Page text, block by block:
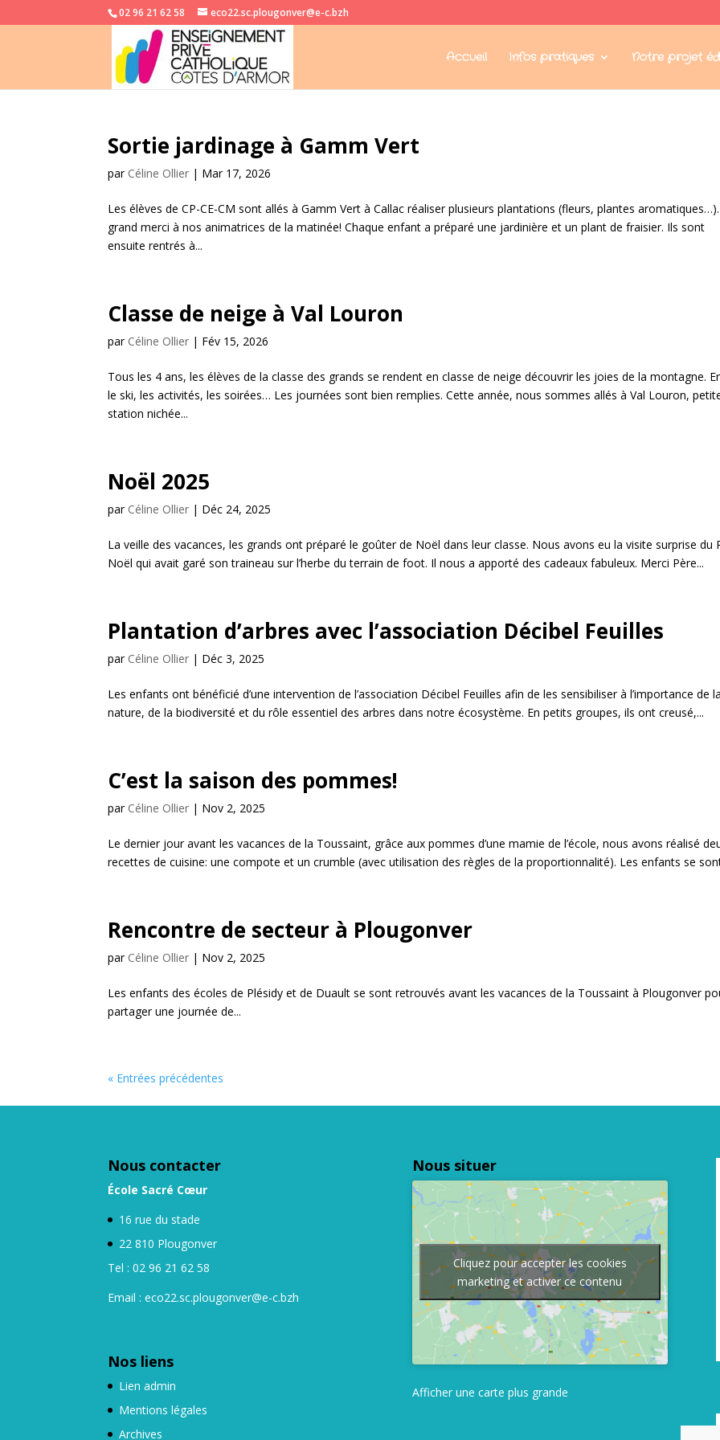
02 96 21 62 58 eco22.sc.plougonver@e-c.bzh
Accueil Infos pratiques Notre projet
Sortie jardinage à Gamm Vert
par Céline Ollier | Mar 17, 2026
Les élèves de CP-CE-CM sont allés à Gamm Vert à Callac réaliser plusieurs plantations (fleurs, plantes
grand merci à nos animatrices de la matinée! Chaque enfant a préparé une jardinière et un plant de fraisier. Ils sont
ensuite rentrés à...
Classe de neige à Val Louron
par Céline Ollier | Fév 15, 2026
Tous les 4 ans, les élèves de la classe des grands se rendent en classe de neige découvrir les joies de la montagne.
le ski, les activités, les soirées… Les journées sont bien remplies. Cette année, nous sommes allés à Val Louron,
station nichée...
Noël 2025
par Céline Ollier | Déc 24, 2025
La veille des vacances, les grands ont préparé le goûter de Noël dans leur classe. Nous avons eu la visite surprise du
Noël qui avait garé son traineau sur l’herbe du terrain de foot. Il nous a apporté des cadeaux fabuleux. Merci Père...
Plantation d’arbres avec l’association Décibel Feuilles
par Céline Ollier | Déc 3, 2025
Les enfants ont bénéficié d’une intervention de l’association Décibel Feuilles afin de les sensibiliser à l’importance de la
nature, de la biodiversité et du rôle essentiel des arbres dans notre écosystème. En petits groupes, ils ont creusé,...
C’est la saison des pommes!
par Céline Ollier | Nov 2, 2025
Le dernier jour avant les vacances de la Toussaint, grâce aux pommes d’une mamie de l’école, nous avons réalisé
recettes de cuisine: une compote et un crumble (avec utilisation des règles de la proportionnalité). Les enfants se
Rencontre de secteur à Plougonver
par Céline Ollier | Nov 2, 2025
Les enfants des écoles de Plésidy et de Duault se sont retrouvés avant les vacances de la Toussaint à Plougonver
partager une journée de...
« Entrées précédentes
Nous contacter
École Sacré Cœur
16 rue du stade
22 810 Plougonver
Tel : 02 96 21 62 58
Email : eco22.sc.plougonver@e-c.bzh
Nos liens
Lien admin
Mentions légales
Archives
Nous situer
Cliquez pour accepter les cookies
marketing et activer ce contenu
Afficher une carte plus grande